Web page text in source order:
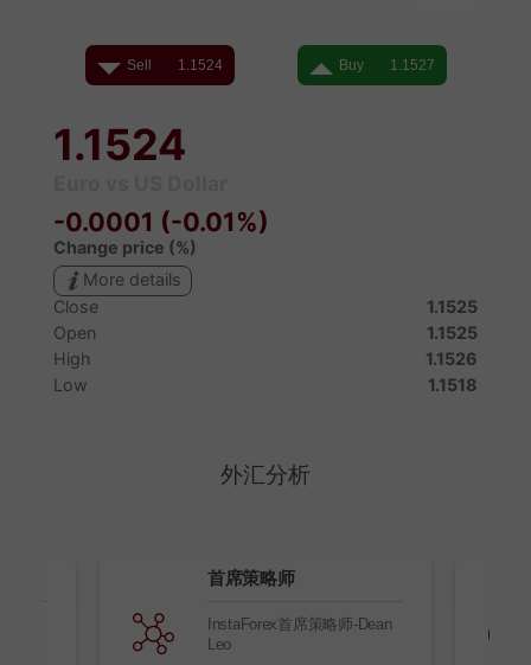
外汇分析
首席策略师
InstaForex首席策略师-Dean
Leo